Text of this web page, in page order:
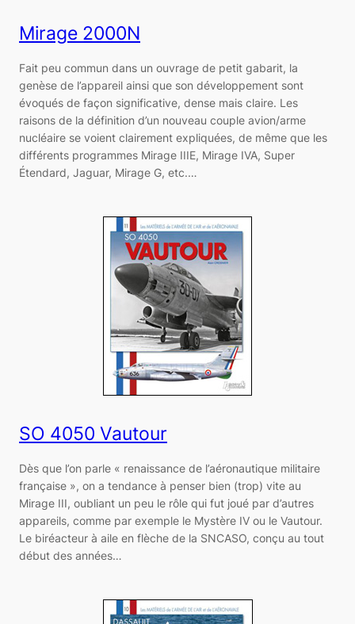
Mirage 2000N
Fait peu commun dans un ouvrage de petit gabarit, la
genèse de l’appareil ainsi que son développement sont
évoqués de façon significative, dense mais claire. Les
raisons de la définition d’un nouveau couple avion/arme
nucléaire se voient clairement expliquées, de même que les
différents programmes Mirage IIIE, Mirage IVA, Super
Étendard, Jaguar, Mirage G, etc.…
SO 4050 Vautour
Dès que l’on parle « renaissance de l’aéronautique militaire
française », on a tendance à penser bien (trop) vite au
Mirage III, oubliant un peu le rôle qui fut joué par d’autres
appareils, comme par exemple le Mystère IV ou le Vautour.
Le biréacteur à aile en flèche de la SNCASO, conçu au tout
début des années…